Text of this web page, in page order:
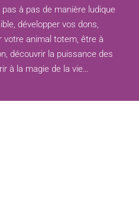
à pas de manière ludique
développer vos dons,
votre animal totem, être à
découvrir la puissance des
à la magie de la vie…